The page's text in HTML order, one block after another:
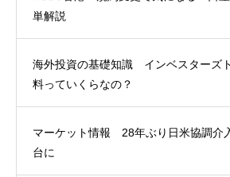
単解説
海外投資の基礎知識 インベスターズ
料っていくらなの？
マーケット情報 28年ぶり日米協調介
台に